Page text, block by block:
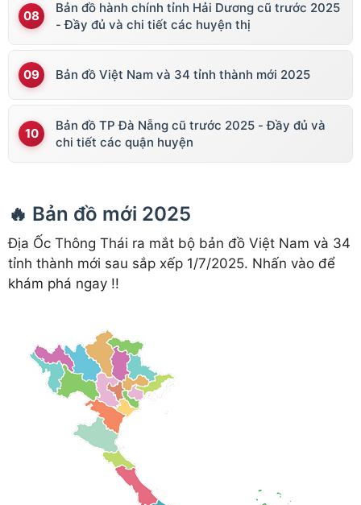
Bản đồ hành chính tỉnh Hải Dương cũ trước 2025
- Đầy đủ và chi tiết các huyện thị
Bản đồ Việt Nam và 34 tỉnh thành mới 2025
Bản đồ TP Đà Nẵng cũ trước 2025 - Đầy đủ và
chi tiết các quận huyện
🔥 Bản đồ mới 2025
Địa Ốc Thông Thái ra mắt bộ bản đồ Việt Nam và 34
tỉnh thành mới sau sắp xếp 1/7/2025. Nhấn vào để
khám phá ngay !!